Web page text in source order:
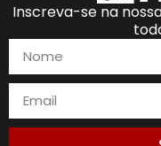
Inscreva-se na